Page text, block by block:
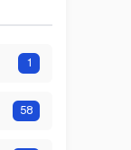
1
58